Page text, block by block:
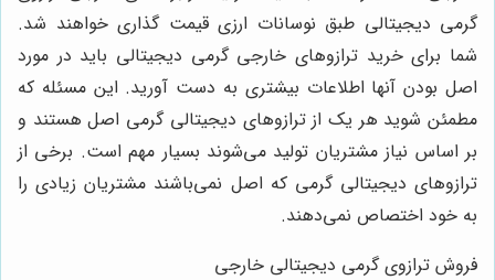
گرمی دیجیتالی طبق نوسانات ارزی قیمت گذاری خواهند شد.
شما برای خرید ترازوهای خارجی گرمی دیجیتالی باید در مورد
اصل بودن آنها اطلاعات بیشتری به دست آورید. این مسئله که
مطمئن شوید هر یک از ترازوهای دیجیتالی گرمی اصل هستند و
بر اساس نیاز مشتریان تولید می‌شوند بسیار مهم است. برخی از
ترازوهای دیجیتالی گرمی که اصل نمی‌باشند مشتریان زیادی را
به خود اختصاص نمی‌دهند.
فروش ترازوی گرمی دیجیتالی خارجی